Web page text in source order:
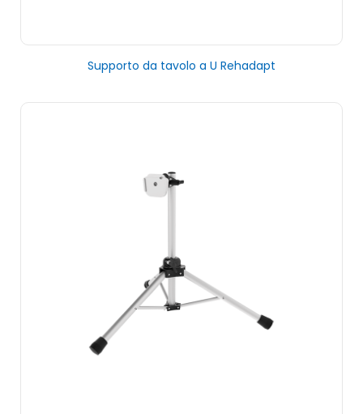
Supporto da tavolo a U Rehadapt